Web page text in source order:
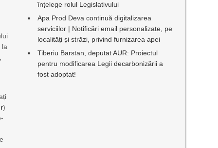
la
)
înțelege rolul Legislativului
Apa Prod Deva continuă digitalizarea
serviciilor | Notificări email personalizate, pe
localități și străzi, privind furnizarea apei
Tiberiu Barstan, deputat AUR: Proiectul
pentru modificarea Legii decarbonizării a
fost adoptat!